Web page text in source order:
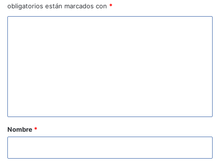
obligatorios están marcados con *
r
o
Nombre *